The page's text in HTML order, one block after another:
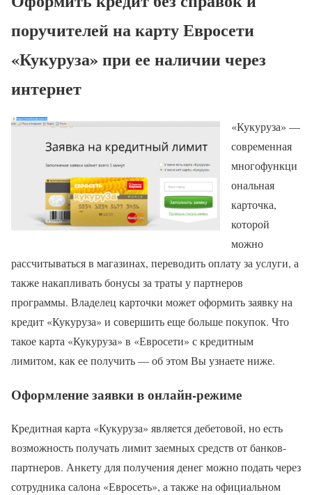
поручителей на карту Евросети
«Кукуруза» при ее наличии через
интернет
«Кукуруза» —
современная
многофункци
ональная
карточка,
которой
можно
рассчитываться в магазинах, переводить оплату за услуги, а
также накапливать бонусы за траты у партнеров
программы. Владелец карточки может оформить заявку на
кредит «Кукуруза» и совершить еще больше покупок. Что
такое карта «Кукуруза» в «Евросети» с кредитным
лимитом, как ее получить — об этом Вы узнаете ниже.
Оформление заявки в онлайн-режиме
Кредитная карта «Кукуруза» является дебетовой, но есть
возможность получать лимит заемных средств от банков-
партнеров. Анкету для получения денег можно подать через
сотрудника салона «Евросеть», а также на официальном